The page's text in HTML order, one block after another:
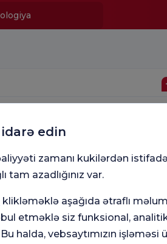
edin
zamanı kukilərdən
tam azadlığınız var.
klikləməklə aşağıda ətraflı
etməklə siz funksional,
halda, vebsaytımızın